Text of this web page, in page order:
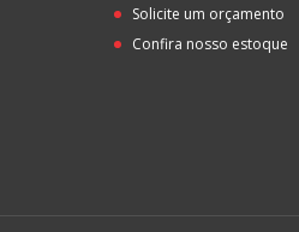
Solicite um orçamento
Confira nosso estoque